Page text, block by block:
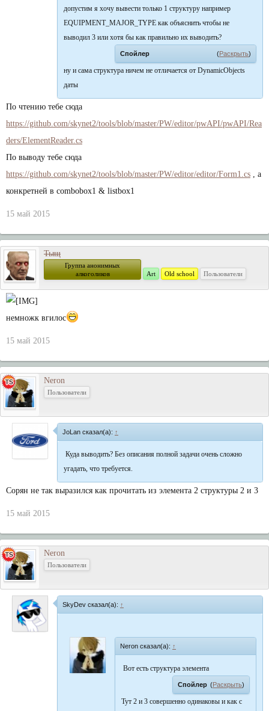
допустим я хочу вывести только 1 структуру например
EQUIPMENT_MAJOR_TYPE как объяснить чтобы не
выводил 3 или хотя бы как правильно их выводить?
(Раскрыть)
Спойлер
ну и сама структура ничем не отличается от DynamicObjects
даты
По чтению тебе сюда
https://github.com/skynet2/tools/blob/master/PW/editor/pwAPI/pwAPI/Rea
ders/ElementReader.cs
По выводу тебе сюда
https://github.com/skynet2/tools/blob/master/PW/editor/editor/Form1.cs , а
конкретней в combobox1 & listbox1
15 май 2015
Тыщ
Группа анонимных
алкоголиков
Art Old school Пользователи
немножк вгилос
15 май 2015
Neron
Пользователи
JoLan сказал(а): ↑
Куда выводить? Без описания полной задачи очень сложно
угадать, что требуется.
Сорян не так выразился как прочитать из элемента 2 структуры 2 и 3
15 май 2015
Neron
Пользователи
SkyDev сказал(а): ↑
Neron сказал(а): ↑
Вот есть структура элемента
(Раскрыть)
Спойлер
Тут 2 и 3 совершенно одинаковы и как с